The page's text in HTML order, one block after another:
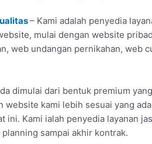
– Kami adalah penyedia
mulai dengan website
web undangan pernikahan, web
dimulai dari bentuk premium
website kami lebih sesuai yang
ini. Kami ialah penyedia layanan
sampai akhir kontrak.